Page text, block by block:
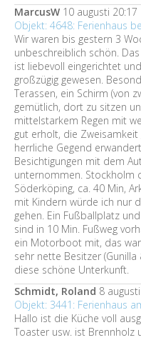
MarcusW 10 augusti 20:17
Objekt: 4648: Ferienhaus
Wir waren bis gestern 3
unbeschreiblich schön.
ist liebevoll eingerichtet
großzügig gewesen.
Terassen, ein Schirm (von
gemütlich, dort zu sitzen
mittelstarkem Regen mit
gut erholt, die
herrliche Gegend
Besichtigungen mit dem
unternommen. Stockholm
Söderköping, ca. 40 Min,
mit Kindern würde ich nur
gehen. Ein Fußballplatz
sind in 10 Min. Fußweg
ein Motorboot mit, das
sehr nette Besitzer
diese schöne Unterkunft.
Schmidt, Roland 8
Objekt: 3441: Ferienhaus
Hallo ist die Küche voll
Toaster usw. ist Brennholz